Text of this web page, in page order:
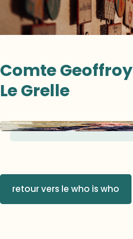
Comte Geoffroy
Le Grelle
retour vers le who is who